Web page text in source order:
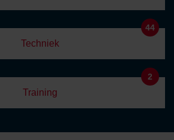
Techniek
44
Training
2